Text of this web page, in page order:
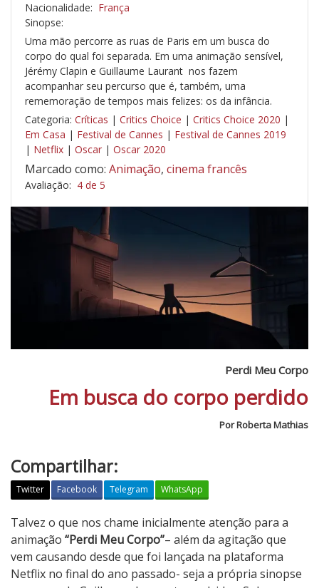
Nacionalidade: França
Sinopse:
Uma mão percorre as ruas de Paris em um busca do
corpo do qual foi separada. Em uma animação sensível,
Jérémy Clapin e Guillaume Laurant nos fazem
acompanhar seu percurso que é, também, uma
rememoração de tempos mais felizes: os da infância.
Categoria: Críticas | Critics Choice | Critics Choice 2020 |
Em Casa | Festival de Cannes | Festival de Cannes 2019
| Netflix | Oscar | Oscar 2020
Marcado como: Animação, cinema francês
Avaliação: 4 de 5
Perdi Meu Corpo
Em busca do corpo perdido
Por Roberta Mathias
Compartilhar:
Twitter Facebook Telegram WhatsApp
P
e
r
d
Talvez o que nos chame inicialmente atenção para a
animação “Perdi Meu Corpo”– além da agitação que
vem causando desde que foi lançada na plataforma
Netflix no final do ano passado- seja a própria sinopse